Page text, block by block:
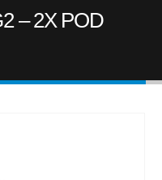
– 2X POD